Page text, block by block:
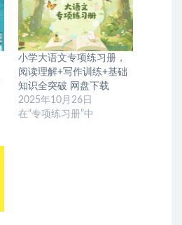
小学大语文专项练习册，
阅读理解+写作训练+基础
知识全突破 网盘下载
2025年10月26日
在“专项练习册”中